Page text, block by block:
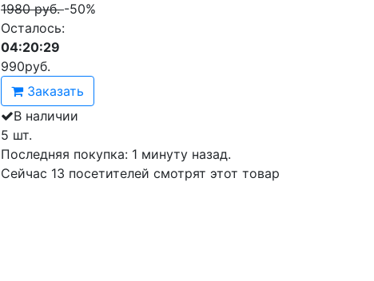
1980 руб.-50%
Осталось:
04:20:29
990руб.
Заказать
В наличии
5 шт.
Последняя покупка: 1 минуту назад.
Сейчас 13 посетителей смотрят этот товар